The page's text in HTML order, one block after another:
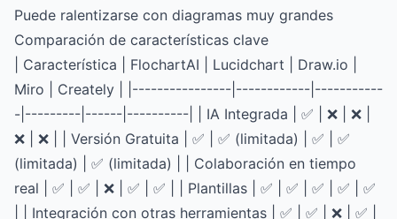
Puede ralentizarse con diagramas muy grandes
Comparación de características clave
| Característica | FlochartAI | Lucidchart | Draw.io |
Miro | Creately | |----------------|------------|-----------
-|---------|------|----------| | IA Integrada | ✅ | ❌ | ❌ |
❌ | ❌ | | Versión Gratuita | ✅ | ✅ (limitada) | ✅ | ✅
(limitada) | ✅ (limitada) | | Colaboración en tiempo
real | ✅ | ✅ | ❌ | ✅ | ✅ | | Plantillas | ✅ | ✅ | ✅ | ✅ | ✅
| | Integración con otras herramientas | ✅ | ✅ | ❌ | ✅ |